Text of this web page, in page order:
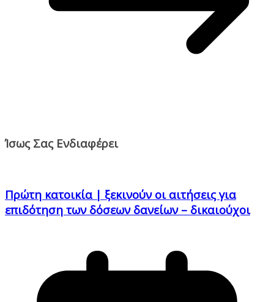
Ίσως Σας Ενδιαφέρει
Πρώτη κατοικία | ξεκινούν οι αιτήσεις για
επιδότηση των δόσεων δανείων – δικαιούχοι